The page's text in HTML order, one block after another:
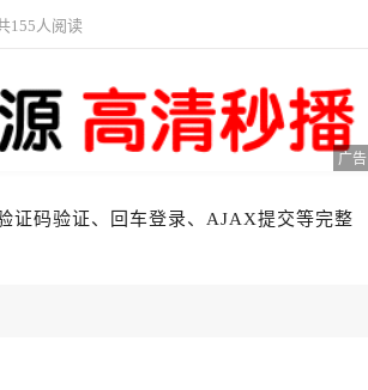
155人阅读
广告
证码验证、回车登录、AJAX提交等完整